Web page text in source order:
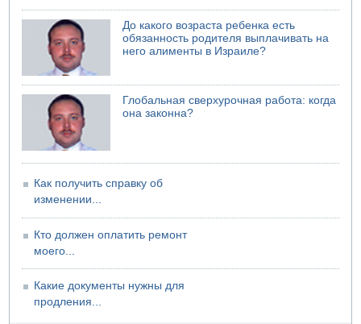
Недалеко от Бейт-Шемеша погиб велосипедист
07.08.2026 06:24
Саудовская Аравия сообщает о нападении хуситов
До какого возраста ребенка есть
обязанность родителя выплачивать на
него алименты в Израиле?
Глобальная сверхурочная работа: когда
она законна?
Как получить справку об
изменении...
Кто должен оплатить ремонт
моего...
Какие документы нужны для
продления...